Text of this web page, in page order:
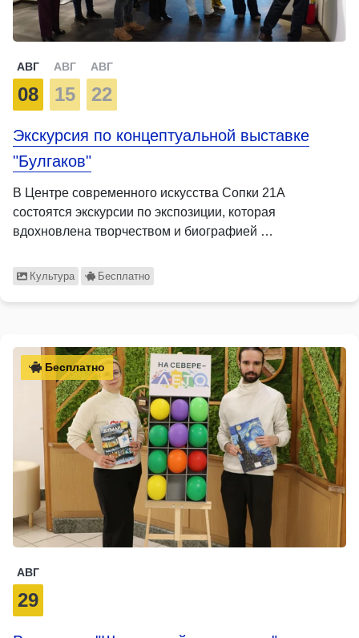
АВГ
08
АВГ
15
АВГ
22
Экскурсия по концептуальной выставке
"Булгаков"
В Центре современного искусства Сопки 21А
состоятся экскурсии по экспозиции, которая
вдохновлена творчеством и биографией …
Культура Бесплатно
Бесплатно
АВГ
29